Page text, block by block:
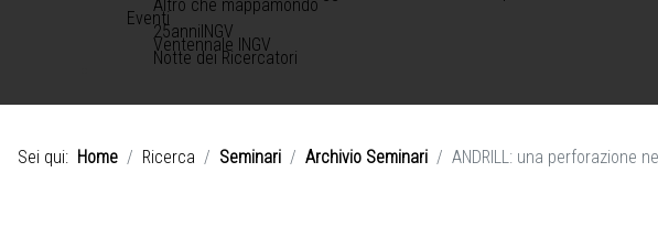
Altro che mappamondo
Eventi
25anniINGV
Ventennale INGV
Notte dei Ricercatori
Sei qui: Home Ricerca Seminari Archivio Seminari ANDRILL: una perforazione